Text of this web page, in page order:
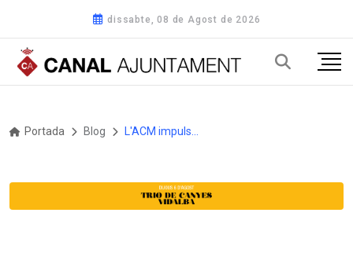
dissabte, 08 de Agost de 2026
Portada Blog